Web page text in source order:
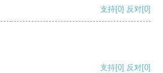
支持[0] 反对[0]
支持[0] 反对[0]